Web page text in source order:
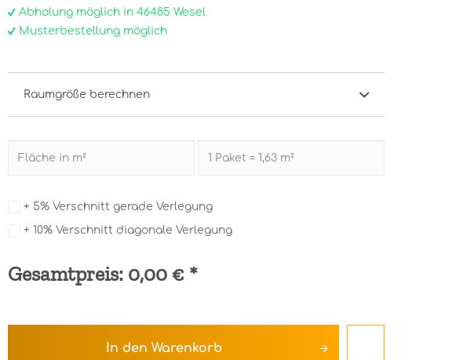
Abholung möglich in 46485 Wesel
Musterbestellung möglich
Raumgröße berechnen
+ 5% Verschnitt gerade Verlegung
+ 10% Verschnitt diagonale Verlegung
Gesamtpreis: 0,00 € *
In den Warenkorb